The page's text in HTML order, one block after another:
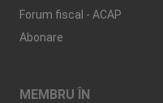
Forum fiscal - ACAP
Abonare
MEMBRU ÎN